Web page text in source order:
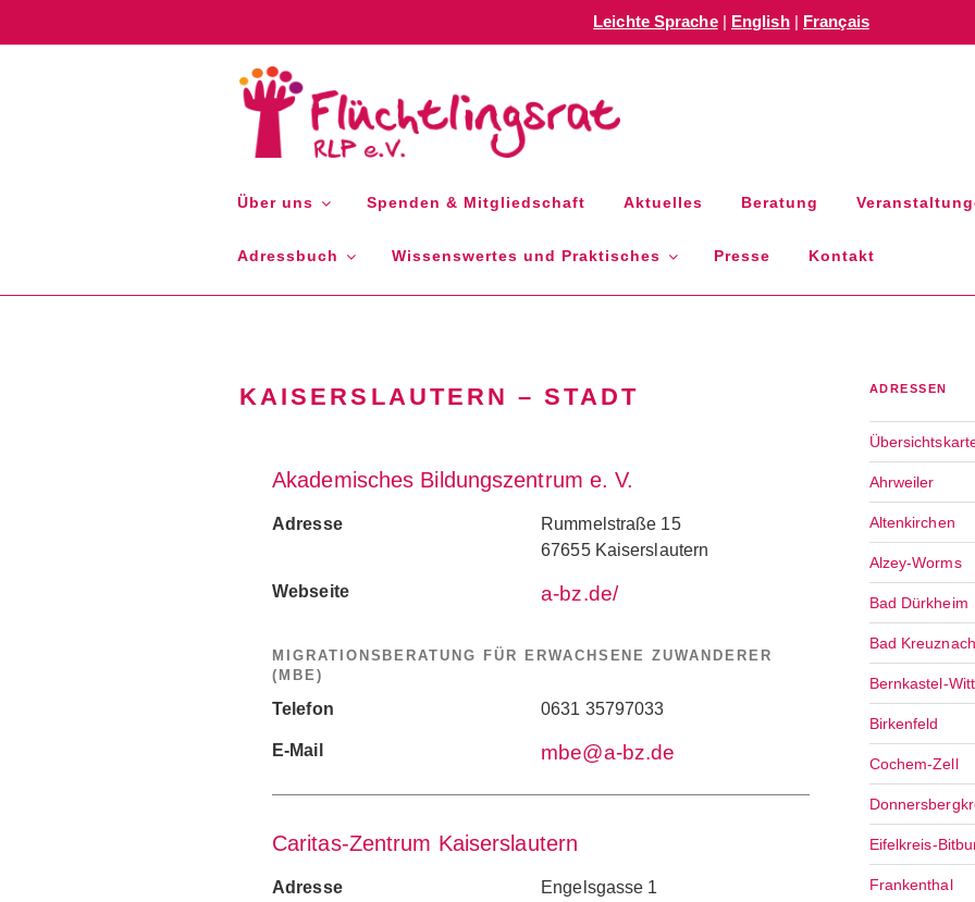
Leichte Sprache| English| Français
FLÜCHTLINGSRAT RLP E.V.
Über uns Spenden & Mitgliedschaft Aktuelles Beratung
Adressbuch Wissenswertes und Praktisches Presse Kontakt
KAISERSLAUTERN – STADT
Akademisches Bildungs­zentrum e. V.
Adresse
Rummelstraße 15
67655 Kaiserslautern
Webseite a-bz.de/
MIGRATIONSBERATUNG FÜR ERWACHSENE ZUWANDERER
(MBE)
Telefon 0631 35797033
E-Mail mbe@a-bz.de
Caritas-Zentrum Kaiserslautern
Adresse
Engelsgasse 1
ADRESSEN
Ahrweiler
Altenkirchen
Alzey-Worms
Bad Dürkheim
Bad Kreuznach
Bernkastel-
Birkenfeld
Cochem-Zell
Eifelkreis-
Frankenthal